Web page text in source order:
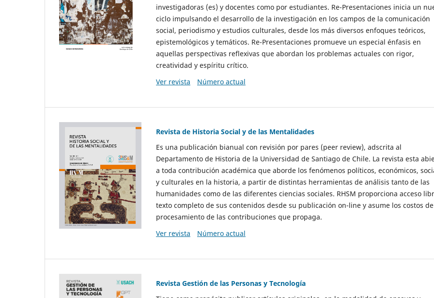
investigadoras (es) y docentes como por estudiantes. Re-Presentaciones inicia un
ciclo impulsando el desarrollo de la investigación en los campos de la comunicación
social, periodismo y estudios culturales, desde los más diversos enfoques teóricos,
epistemológicos y temáticos. Re-Presentaciones promueve un especial énfasis en
aquellas perspectivas reflexivas que abordan los problemas actuales con rigor,
creatividad y espíritu crítico.
Ver revista
Número actual
Revista de Historia Social y de las Mentalidades
Es una publicación bianual con revisión por pares (peer review), adscrita al
Departamento de Historia de la Universidad de Santiago de Chile. La revista esta
a toda contribución académica que aborde los fenómenos políticos, económicos,
y culturales en la historia, a partir de distintas herramientas de análisis tanto de las
humanidades como de las diferentes ciencias sociales. RHSM proporciona acceso
texto completo de sus contenidos desde su publicación on-line y asume los costos de
procesamiento de las contribuciones que propaga.
Ver revista
Número actual
Revista Gestión de las Personas y Tecnología